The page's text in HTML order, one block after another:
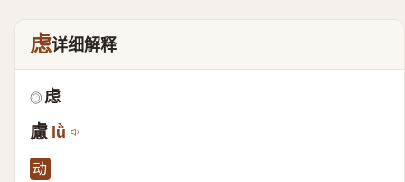
虑详细解释
◎ 虑
慮 lǜ
动